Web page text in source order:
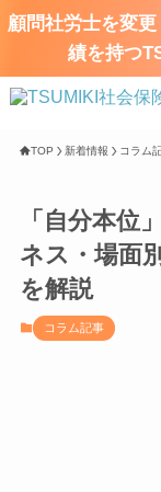
顧問社労士を変
績を持つ
TOP 新着情報 コラム
「自分本位
ネス・場面
を解説
コラム記事